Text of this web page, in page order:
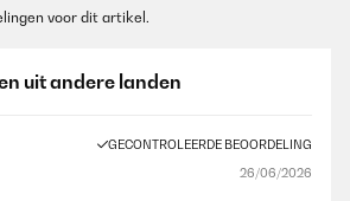
voor dit artikel.
uit andere landen
GECONTROLEERDE BEOORDELING
26/06/2026